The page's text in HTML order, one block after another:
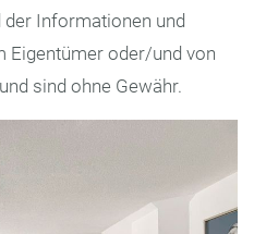
Informationen und
Eigentümer oder/und von
sind ohne Gewähr.